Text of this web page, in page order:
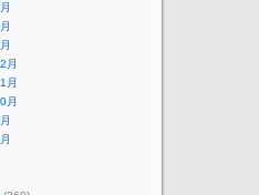
月
月
月